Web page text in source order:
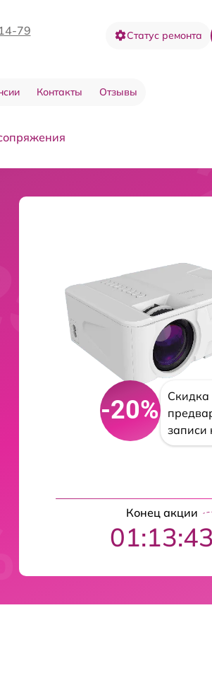
79 Статус ремонта
Контакты Отзывы
-20%
Скидка
записи
Конец акции
01:13:43